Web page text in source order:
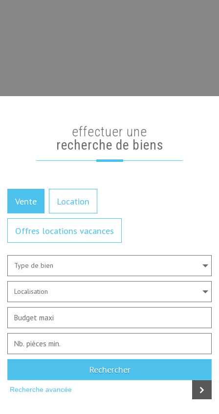
effectuer une
recherche de biens
Vente Location
Offres locations vacances
Type de bien
Localisation
Rechercher
Recherche avancée